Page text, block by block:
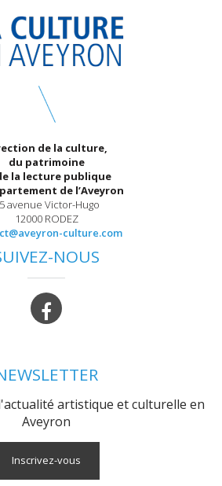
de la culture,
du patrimoine
la lecture publique
de l’Aveyron
avenue Victor-Hugo
12000 RODEZ
culture.com
NOUS
artistique et culturelle en
Aveyron
Inscrivez-vous